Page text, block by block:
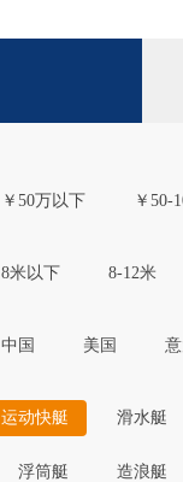
￥50万以下 ￥50-
8米以下 8-12米
中国 美国 意
运动快艇 滑水艇
浮筒艇 造浪艇